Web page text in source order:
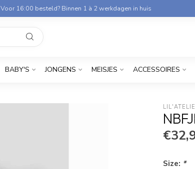
Voor 16:00 besteld? Binnen 1 à 2 werkdagen in huis
BABY'S JONGENS MEISJES ACCESSOIRES
Size: *